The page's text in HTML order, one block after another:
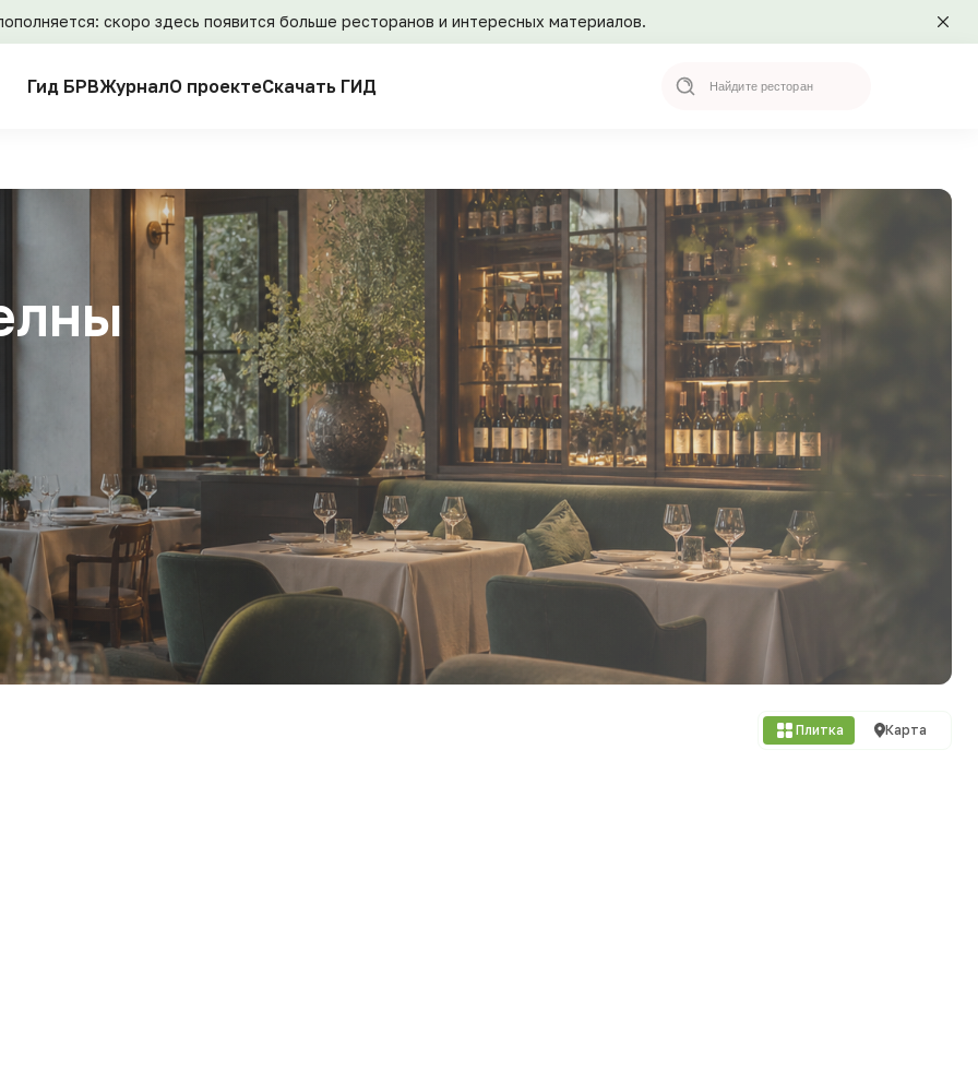
скоро здесь появится больше ресторанов и интересных материалов.
ЖурналО проектеСкачать ГИД
Гид БРВ
for:
Плитка Карта